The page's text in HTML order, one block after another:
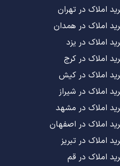
املاک در تهران
املاک در همدان
املاک در یزد
املاک در کرج
املاک در کیش
املاک در شیراز
املاک در مشهد
املاک در اصفهان
املاک در تبریز
املاک در قم